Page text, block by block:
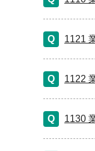
1121
1122
1130